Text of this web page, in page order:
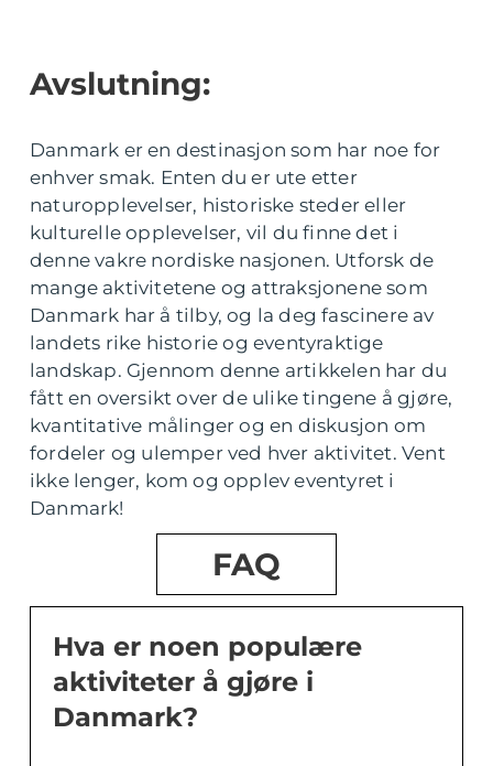
Avslutning:
Danmark er en destinasjon som har noe for
enhver smak. Enten du er ute etter
naturopplevelser, historiske steder eller
kulturelle opplevelser, vil du finne det i
denne vakre nordiske nasjonen. Utforsk de
mange aktivitetene og attraksjonene som
Danmark har å tilby, og la deg fascinere av
landets rike historie og eventyraktige
landskap. Gjennom denne artikkelen har du
fått en oversikt over de ulike tingene å gjøre,
kvantitative målinger og en diskusjon om
fordeler og ulemper ved hver aktivitet. Vent
ikke lenger, kom og opplev eventyret i
Danmark!
FAQ
Hva er noen populære
aktiviteter å gjøre i
Danmark?